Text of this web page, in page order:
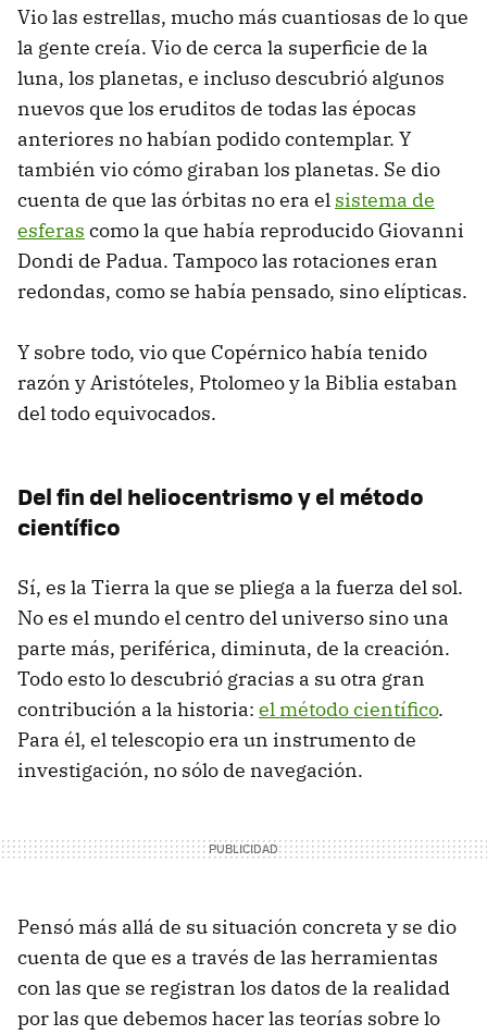
Vio las estrellas, mucho más cuantiosas de lo que
la gente creía. Vio de cerca la superficie de la
luna, los planetas, e incluso descubrió algunos
nuevos que los eruditos de todas las épocas
anteriores no habían podido contemplar. Y
también vio cómo giraban los planetas. Se dio
cuenta de que las órbitas no era el sistema de
esferas como la que había reproducido Giovanni
Dondi de Padua. Tampoco las rotaciones eran
redondas, como se había pensado, sino elípticas.
Y sobre todo, vio que Copérnico había tenido
razón y Aristóteles, Ptolomeo y la Biblia estaban
del todo equivocados.
Del fin del heliocentrismo y el método
científico
Sí, es la Tierra la que se pliega a la fuerza del sol.
No es el mundo el centro del universo sino una
parte más, periférica, diminuta, de la creación.
Todo esto lo descubrió gracias a su otra gran
contribución a la historia: el método científico.
Para él, el telescopio era un instrumento de
investigación, no sólo de navegación.
Pensó más allá de su situación concreta y se dio
cuenta de que es a través de las herramientas
con las que se registran los datos de la realidad
por las que debemos hacer las teorías sobre lo